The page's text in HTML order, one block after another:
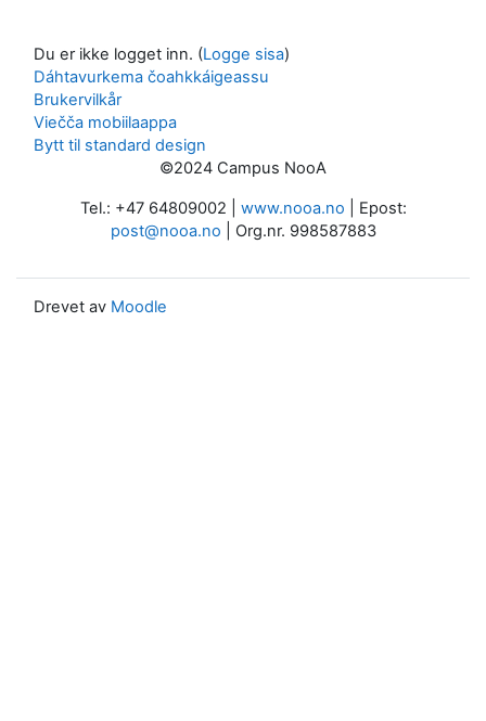
Du er ikke logget inn. (Logge sisa)
Dáhtavurkema čoahkkáigeassu
Brukervilkår
Viečča mobiilaappa
Bytt til standard design
©2024 Campus NooA
Tel.: +47 64809002 | www.nooa.no | Epost:
post@nooa.no | Org.nr. 998587883
Drevet av Moodle